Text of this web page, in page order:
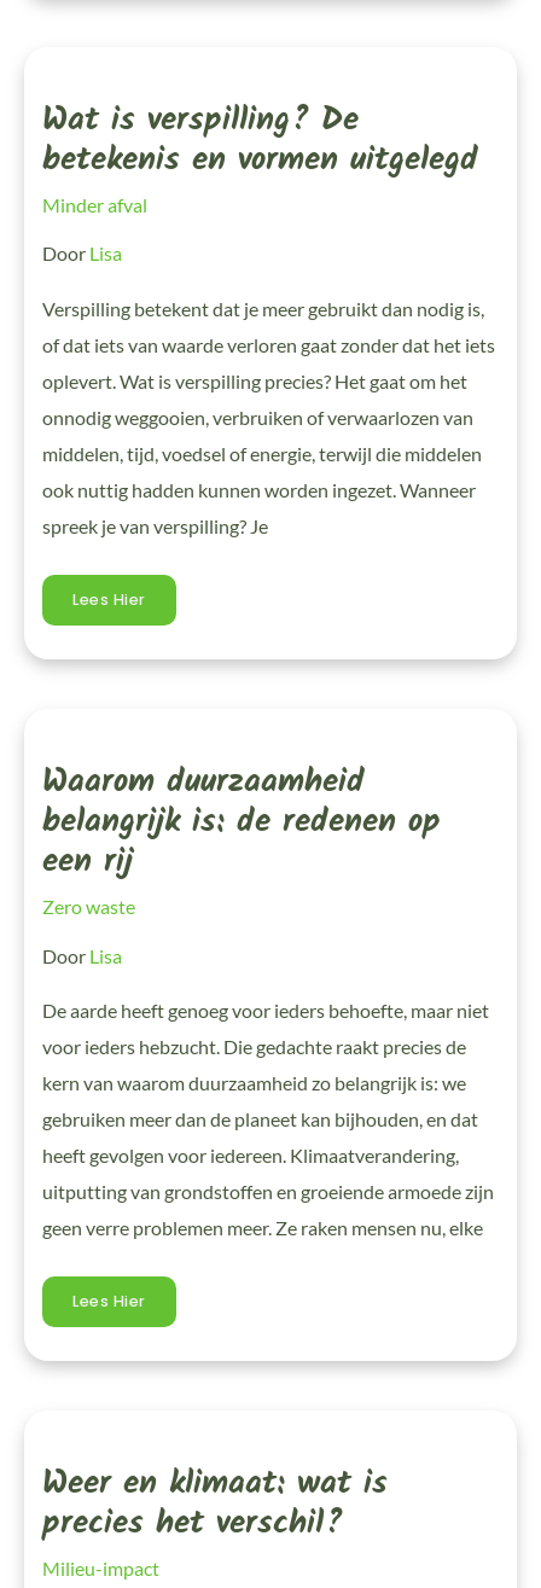
Wat is verspilling? De
betekenis en vormen uitgelegd
Minder afval
Door Lisa
Verspilling betekent dat je meer gebruikt dan nodig is,
of dat iets van waarde verloren gaat zonder dat het iets
oplevert. Wat is verspilling precies? Het gaat om het
onnodig weggooien, verbruiken of verwaarlozen van
middelen, tijd, voedsel of energie, terwijl die middelen
ook nuttig hadden kunnen worden ingezet. Wanneer
spreek je van verspilling? Je
De
Betekenis
En
Vormen
Uitgelegd
Lees Hier
Waarom duurzaamheid
belangrijk is: de redenen op
een rij
Zero waste
Door Lisa
De aarde heeft genoeg voor ieders behoefte, maar niet
voor ieders hebzucht. Die gedachte raakt precies de
kern van waarom duurzaamheid zo belangrijk is: we
gebruiken meer dan de planeet kan bijhouden, en dat
heeft gevolgen voor iedereen. Klimaatverandering,
uitputting van grondstoffen en groeiende armoede zijn
geen verre problemen meer. Ze raken mensen nu, elke
Is:
De
Redenen
Op
Een
Lees Hier
Weer en klimaat: wat is
precies het verschil?
Milieu-impact
Wat
Is
Precies
Het
Verschil?